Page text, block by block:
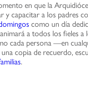
en que la
y capacitar a los padres
como un día
a todos los fieles
cada persona —en
copia de recuerdo,
.